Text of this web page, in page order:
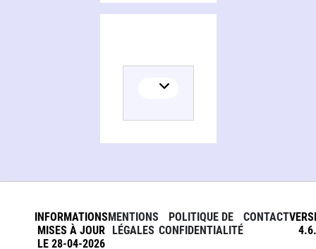
INFORMATIONS
MISES À JOUR
LE 28-04-2026
MENTIONS
LÉGALES
POLITIQUE DE
CONFIDENTIALITÉ
CONTACT